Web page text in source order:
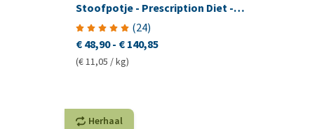
Stoofpotje - Prescription Diet -
Canine
(24)
€ 48,90- € 140,85
(€ 11,05 / kg)
Herhaal